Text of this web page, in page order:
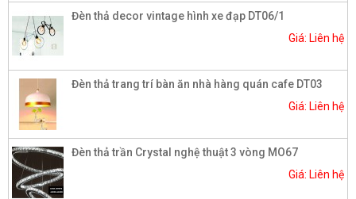
Đèn thả decor vintage hình xe đạp DT06/1
Giá: Liên hệ
Đèn thả trang trí bàn ăn nhà hàng quán cafe DT03
Giá: Liên hệ
Đèn thả trần Crystal nghệ thuật 3 vòng MO67
Giá: Liên hệ